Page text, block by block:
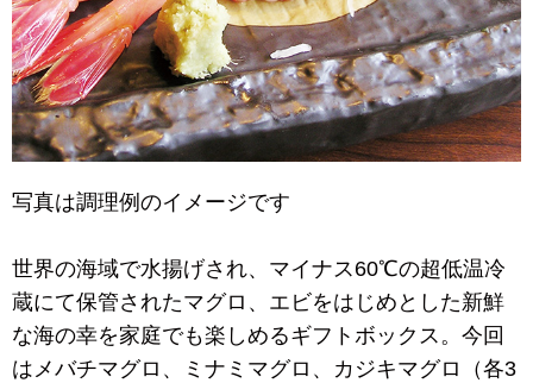
写真は調理例のイメージです
世界の海域で水揚げされ、マイナス60℃の超低温冷
蔵にて保管されたマグロ、エビをはじめとした新鮮
な海の幸を家庭でも楽しめるギフトボックス。今回
はメバチマグロ、ミナミマグロ、カジキマグロ（各3